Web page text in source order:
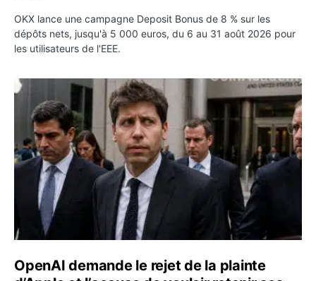
OKX lance une campagne Deposit Bonus de 8 % sur les
dépôts nets, jusqu'à 5 000 euros, du 6 au 31 août 2026 pour
les utilisateurs de l'EEE.
OpenAI demande le rejet de la plainte d’Apple et
OpenAI demande le rejet de la plainte